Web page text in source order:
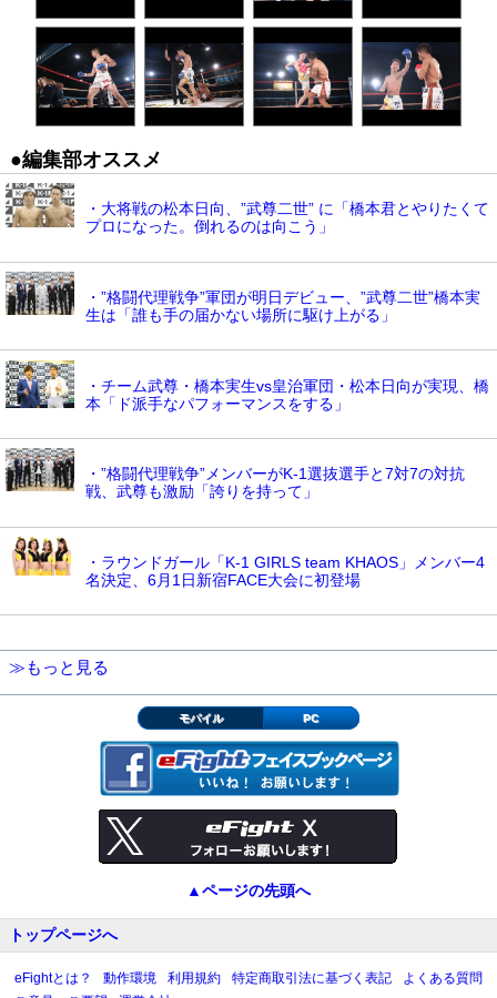
●編集部オススメ
・大将戦の松本日向、”武尊二世” に「橋本君とやりたくて
プロになった。倒れるのは向こう」
・”格闘代理戦争”軍団が明日デビュー、”武尊二世”橋本実
生は「誰も手の届かない場所に駆け上がる」
・チーム武尊・橋本実生vs皇治軍団・松本日向が実現、橋
本「ド派手なパフォーマンスをする」
・”格闘代理戦争”メンバーがK-1選抜選手と7対7の対抗
戦、武尊も激励「誇りを持って」
・ラウンドガール「K-1 GIRLS team KHAOS」メンバー4
名決定、6月1日新宿FACE大会に初登場
≫もっと見る
モバイル PC
▲ページの先頭へ
トップページへ
eFightとは？ 動作環境 利用規約 特定商取引法に基づく表記
よくある質問